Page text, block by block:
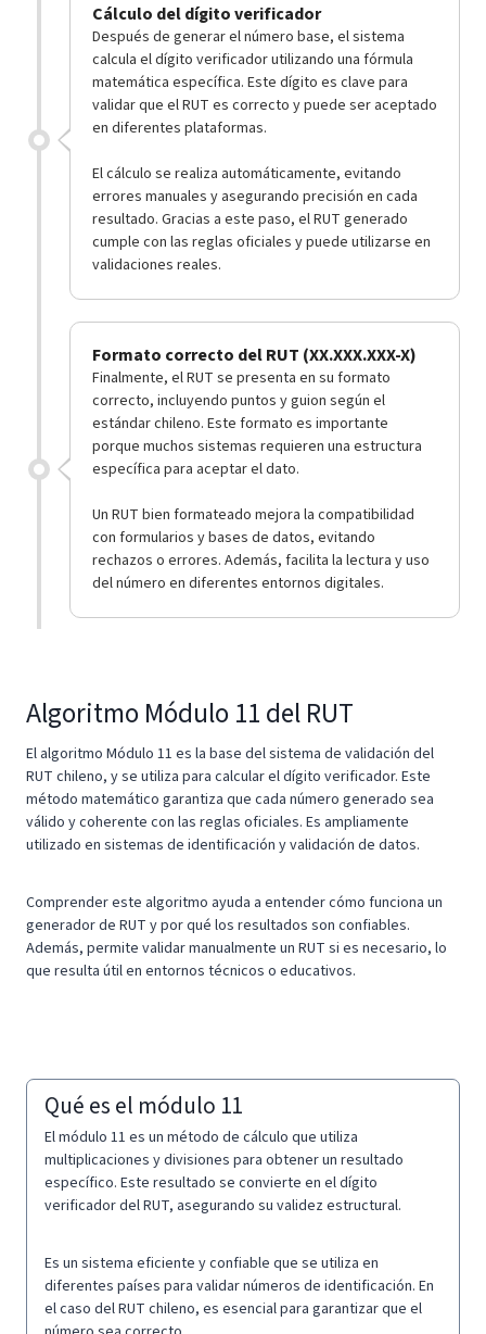
Cálculo del dígito verificador
Después de generar el número base, el sistema
calcula el dígito verificador utilizando una fórmula
matemática específica. Este dígito es clave para
validar que el RUT es correcto y puede ser aceptado
en diferentes plataformas.
El cálculo se realiza automáticamente, evitando
errores manuales y asegurando precisión en cada
resultado. Gracias a este paso, el RUT generado
cumple con las reglas oficiales y puede utilizarse en
validaciones reales.
Formato correcto del RUT (XX.XXX.XXX-X)
Finalmente, el RUT se presenta en su formato
correcto, incluyendo puntos y guion según el
estándar chileno. Este formato es importante
porque muchos sistemas requieren una estructura
específica para aceptar el dato.
Un RUT bien formateado mejora la compatibilidad
con formularios y bases de datos, evitando
rechazos o errores. Además, facilita la lectura y uso
del número en diferentes entornos digitales.
Algoritmo Módulo 11 del RUT
El algoritmo Módulo 11 es la base del sistema de validación del
RUT chileno, y se utiliza para calcular el dígito verificador. Este
método matemático garantiza que cada número generado sea
válido y coherente con las reglas oficiales. Es ampliamente
utilizado en sistemas de identificación y validación de datos.
Comprender este algoritmo ayuda a entender cómo funciona un
generador de RUT y por qué los resultados son confiables.
Además, permite validar manualmente un RUT si es necesario, lo
que resulta útil en entornos técnicos o educativos.
Qué es el módulo 11
El módulo 11 es un método de cálculo que utiliza
multiplicaciones y divisiones para obtener un resultado
específico. Este resultado se convierte en el dígito
verificador del RUT, asegurando su validez estructural.
Es un sistema eficiente y confiable que se utiliza en
diferentes países para validar números de identificación. En
el caso del RUT chileno, es esencial para garantizar que el